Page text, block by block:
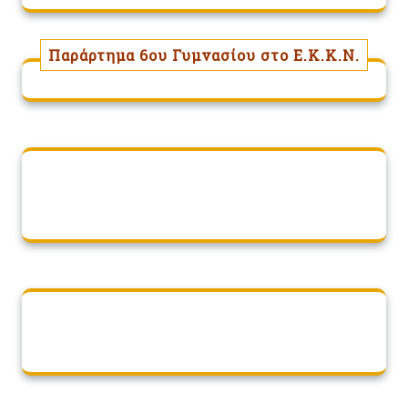
Παράρτημα 6ου Γυμνασίου στο Ε.Κ.Κ.Ν.